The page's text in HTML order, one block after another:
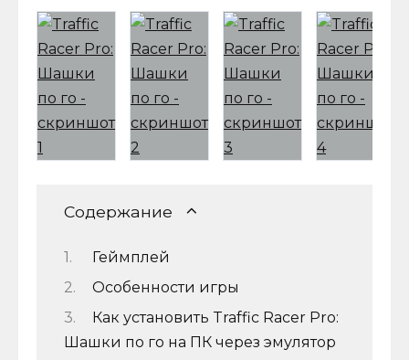
Содержание
Геймплей
Особенности игры
Как установить Traffic Racer Pro:
Шашки по го на ПК через эмулятор